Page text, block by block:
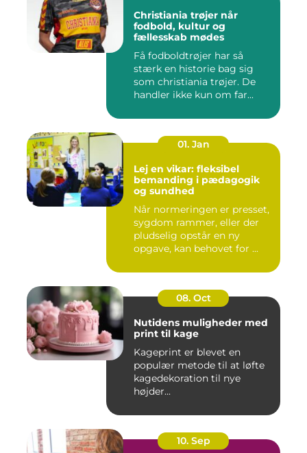
Christiania trøjer når
fodbold, kultur og
fællesskab mødes
Få fodboldtrøjer har så
stærk en historie bag sig
som christiania trøjer. De
handler ikke kun om far...
01. Jan
Lej en vikar: fleksibel
bemanding i pædagogik
og sundhed
Når normeringen er presset,
sygdom rammer, eller der
pludselig opstår en ny
opgave, kan behovet for ...
08. Oct
Nutidens muligheder med
print til kage
Kageprint er blevet en
populær metode til at løfte
kagedekoration til nye
højder...
10. Sep